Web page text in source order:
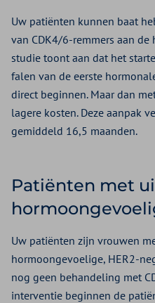
Uw patiënten kunnen baat
van CDK4/6-remmers aan de
studie toont aan dat het
falen van de eerste
direct beginnen. Maar dan
lagere kosten. Deze aanpak
gemiddeld 16,5 maanden.
Patiënten met
Uw patiënten zijn vrouwen
hormoongevoelige, HER2-
nog geen behandeling met
interventie beginnen de